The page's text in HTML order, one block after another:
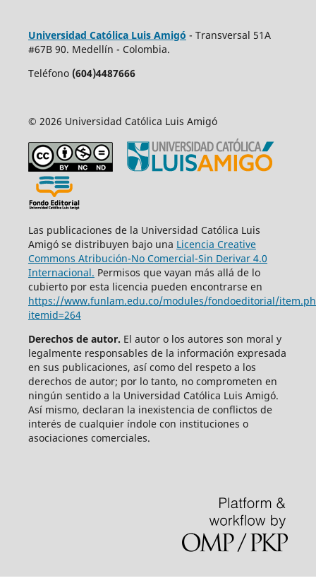
Universidad Católica Luis Amigó - Transversal 51A
#67B 90. Medellín - Colombia.
Teléfono (604)4487666
© 2026 Universidad Católica Luis Amigó
Las publicaciones de la Universidad Católica Luis
Amigó se distribuyen bajo una Licencia Creative
Commons Atribución-No Comercial-Sin Derivar 4.0
Internacional. Permisos que vayan más allá de lo
cubierto por esta licencia pueden encontrarse en
https://www.funlam.edu.co/modules/fondoeditorial/
itemid=264
Derechos de autor. El autor o los autores son moral y
legalmente responsables de la información expresada
en sus publicaciones, así como del respeto a los
derechos de autor; por lo tanto, no comprometen en
ningún sentido a la Universidad Católica Luis Amigó.
Así mismo, declaran la inexistencia de conflictos de
interés de cualquier índole con instituciones o
asociaciones comerciales.